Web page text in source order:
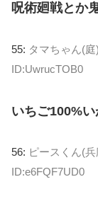
呪術廻戦とか
55: タマちゃん(庭
ID:UwrucTOB0
いちご100%
56: ピースくん(
ID:e6FQF7UD0